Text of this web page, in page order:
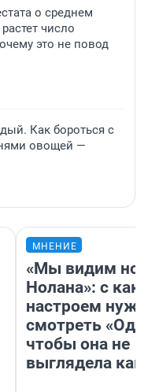
о среднем
число
это не повод
Как бороться с
овощей —
МНЕНИЕ
«Мы видим
Нолана»: с
настроем
смотреть
чтобы она не
выглядела как